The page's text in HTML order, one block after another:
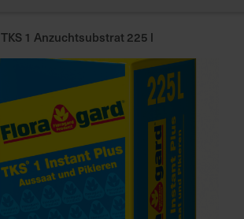
TKS 1 Anzuchtsubstrat 225 l